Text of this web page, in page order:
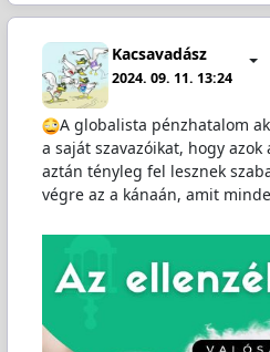
Kacsavadász
2024. 09. 11. 13:24
A globalista pénzhatalom
a saját szavazóikat, hogy
aztán tényleg fel lesznek
végre az a kánaán, amit